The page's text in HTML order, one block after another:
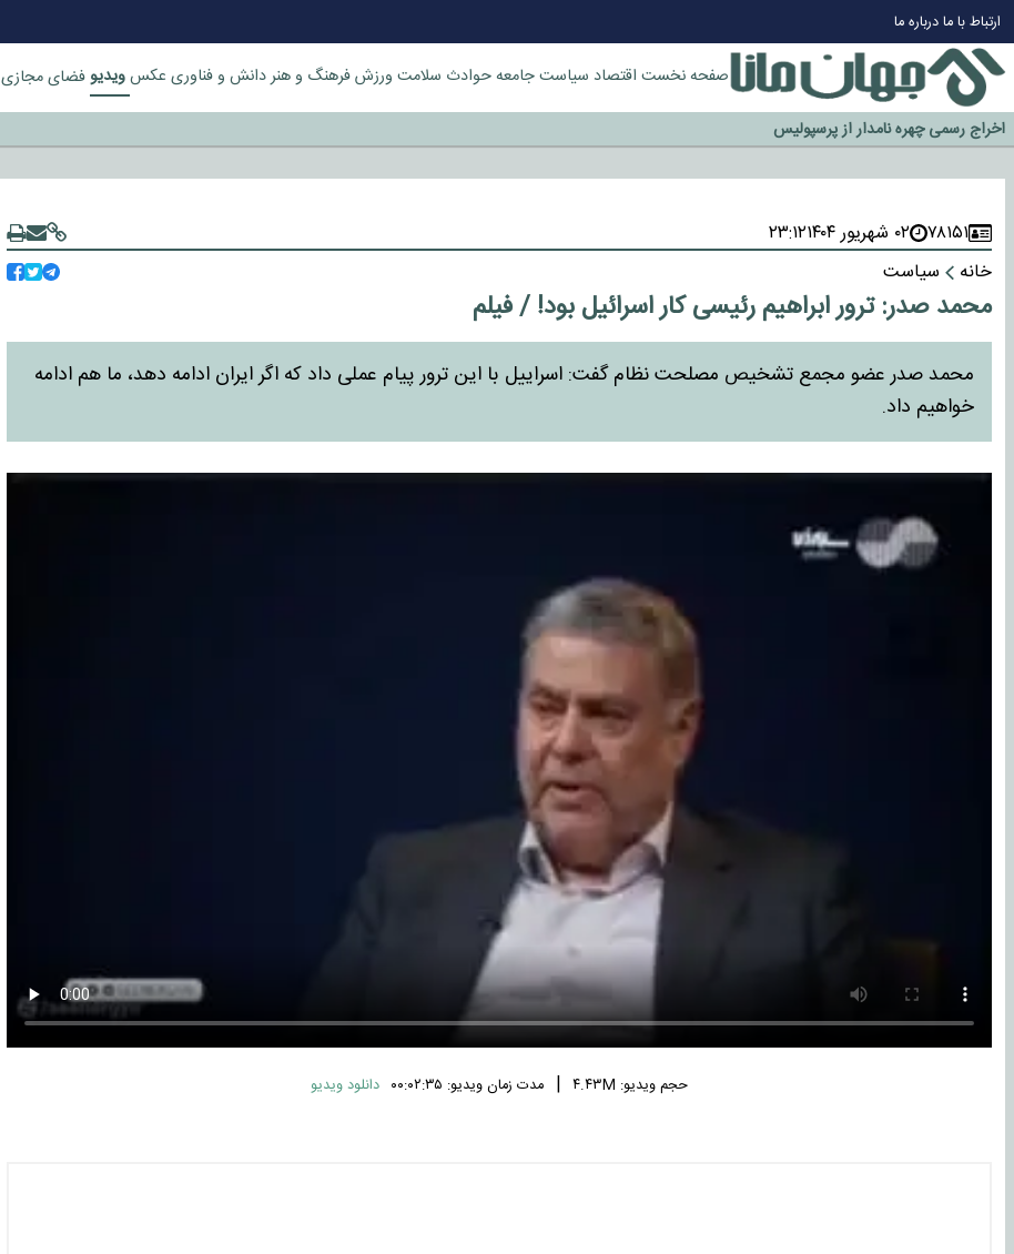
ارتباط با مادرباره ما
صفحه نخست اقتصاد سیاستجامعهحوادث سلامت ورزشفرهنگ و هنردانش و فناوری عکسویدیوفضای مجازی
چرا طلا دوباره افزایشی شد؟
گزینه جدایی اوسمار روی میز مدیران پرسپولیس
آیا رئیس جمهور آمریکا قانون را دور می‌زند؟
اخراج رسمی چهره نامدار از پرسپولیس
سازمان اطلاعات سپاه: پروژه دولت ترامپ برای مهار چین، روسیه و اروپا شکست خورد
۷۸۱۵۱ ۰۲ شهریور ۱۴۰۴
۲۳:۱۲
خانه
سیاست
محمد صدر: ترور ابراهیم رئیسی کار اسرائیل بود! / فیلم
محمد صدر عضو مجمع تشخیص مصلحت نظام گفت: اسراییل با این ترور پیام عملی داد که اگر ایران ادامه دهد، ما هم ادامه
خواهیم داد.
حجم ویدیو: ۴.۴۳M | مدت زمان ویدیو: ۰۰:۰۲:۳۵ دانلود ویدیو